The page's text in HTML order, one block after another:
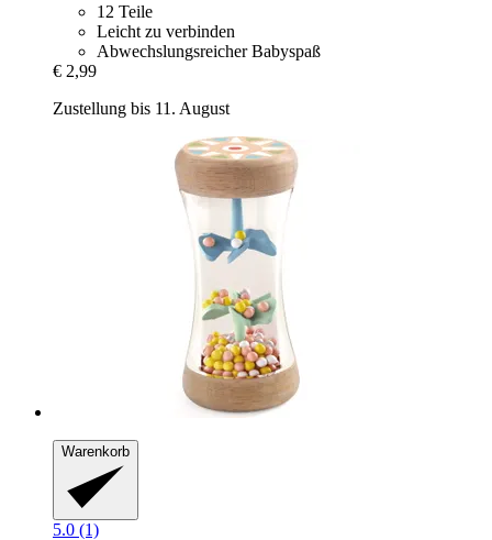
12 Teile
Leicht zu verbinden
Abwechslungsreicher Babyspaß
€ 2,99
Zustellung bis 11. August
Warenkorb
5.0 (1)